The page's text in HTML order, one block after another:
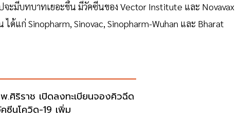
ะมีบทบาทเยอะขึ้น มีวัคซีนของ Vector Institute และ Novavax
แก่ Sinopharm, Sinovac, Sinopharm-Wuhan และ Bharat
.ศิริราช เปิดลงทะเบียนจองคิวฉีด
ซีนโควิด-19 เพิ่ม